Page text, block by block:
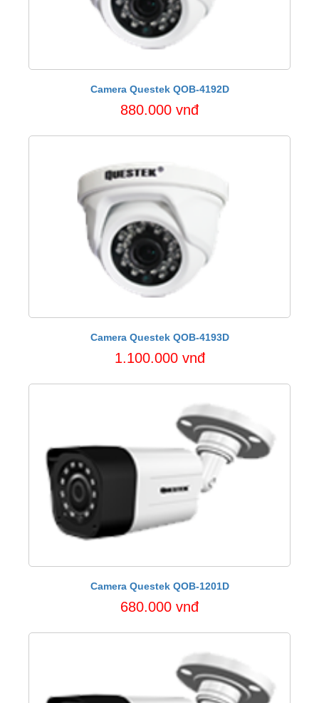
Camera Questek QOB-4192D
880.000 vnđ
Camera Questek QOB-4193D
1.100.000 vnđ
Camera Questek QOB-1201D
680.000 vnđ